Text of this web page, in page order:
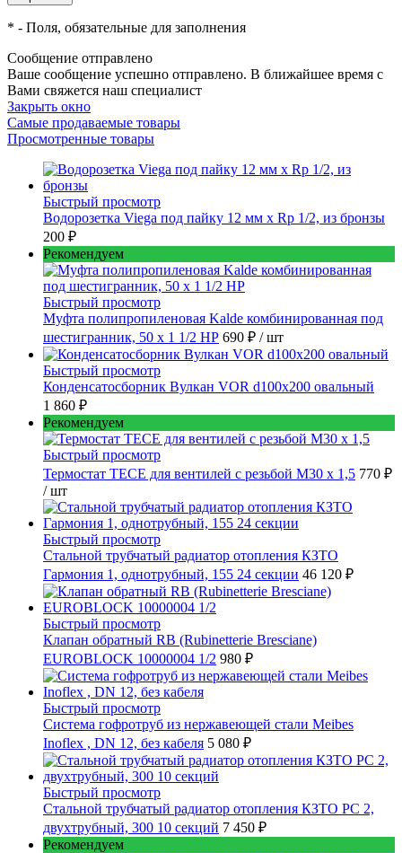
* - Поля, обязательные для заполнения
Сообщение отправлено
Ваше сообщение успешно отправлено. В ближайшее время с
Вами свяжется наш специалист
Закрыть окно
Самые продаваемые товары
Просмотренные товары
Быстрый просмотр
Водорозетка Viega под пайку 12 мм х Rp 1/2, из бронзы
200 ₽
Рекомендуем
Быстрый просмотр
Муфта полипропиленовая Kalde комбинированная под
шестигранник, 50 x 1 1/2 НР 690 ₽ / шт
Быстрый просмотр
Конденсатосборник Вулкан VOR d100x200 овальный
1 860 ₽
Рекомендуем
Быстрый просмотр
Термостат TECE для вентилей с резьбой М30 х 1,5 770 ₽
/ шт
Быстрый просмотр
Стальной трубчатый радиатор отопления КЗТО
Гармония 1, однотрубный, 155 24 секции 46 120 ₽
Быстрый просмотр
Клапан обратный RB (Rubinetterie Bresciane)
EUROBLOCK 10000004 1/2 980 ₽
Быстрый просмотр
Cистема гофротруб из нержавеющей стали Meibes
Inoflex , DN 12, без кабеля 5 080 ₽
Быстрый просмотр
Стальной трубчатый радиатор отопления КЗТО РС 2,
двухтрубный, 300 10 секций 7 450 ₽
Рекомендуем